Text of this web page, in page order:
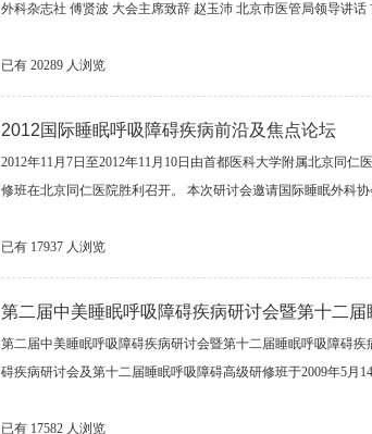
外科杂志社 傅贤波 大会主席致辞 赵玉沛 北京市医管局领导讲
已有 20289 人浏览
2012国际睡眠呼吸障碍疾病前沿及焦点论坛
2012年11月7日至2012年11月10日由首都医科大学附属北京同
修班在北京同仁医院胜利召开。 本次研讨会邀请国际睡眠外科
已有 17937 人浏览
第二届中美睡眠呼吸障碍疾病研讨会暨第十二届
第二届中美睡眠呼吸障碍疾病研讨会暨第十二届睡眠呼吸障碍
碍疾病研讨会及第十二届睡眠呼吸障碍高级研修班于2009年5
已有 17582 人浏览